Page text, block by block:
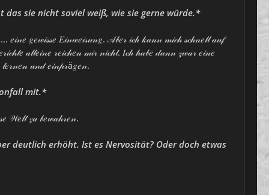
sie nicht soviel weiß, wie sie gerne würde.*
𝑒𝒾𝓃𝑒 𝑔𝑒𝓌𝒾𝓈𝓈𝑒 𝐸𝒾𝓃𝓌𝑒𝒾𝓈𝓊𝓃𝑔. 𝒜𝒷𝑒𝓇 𝒾𝒸𝒽 𝓀𝒶𝓃𝓃 𝓂𝒾𝒸𝒽 𝓈𝒸𝒽𝓃𝑒𝓁𝓁 𝒶𝓊𝒻
𝒶𝓁𝓁𝑒𝒾𝓃𝑒 𝓇𝑒𝒾𝒸𝒽𝑒𝓃 𝓂𝒾𝓇 𝓃𝒾𝒸𝒽𝓉. 𝐼𝒸𝒽 𝒽𝒶𝒷𝑒 𝒹𝒶𝓃𝓃 𝓏𝓌𝒶𝓇 𝑒𝒾𝓃𝑒
𝓊𝓃𝒹 𝑒𝒾𝓃𝓅𝓇ä𝑔𝑒𝓃.
mit.*
𝒲𝑒𝓁𝓉 𝓏𝓊 𝒷𝑒𝓌𝒶𝒽𝓇𝑒𝓃.
deutlich erhöht. Ist es Nervosität? Oder doch etwas